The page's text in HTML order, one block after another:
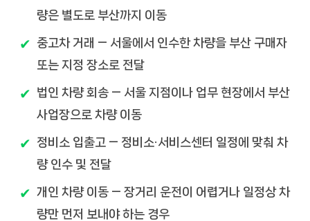
량은 별도로 부산까지 이동
중고차 거래 — 서울에서 인수한 차량을 부산 구매자
또는 지정 장소로 전달
법인 차량 회송— 서울 지점이나 업무 현장에서 부산
사업장으로 차량 이동
정비소 입출고 — 정비소·서비스센터 일정에 맞춰 차
량 인수 및 전달
개인 차량 이동— 장거리 운전이 어렵거나 일정상 차
량만 먼저 보내야 하는 경우